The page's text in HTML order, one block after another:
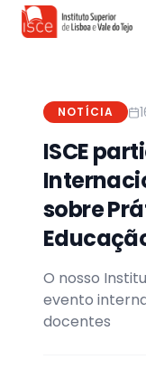
NOTÍCIA
ISCE
sobre
O nosso
evento
docentes